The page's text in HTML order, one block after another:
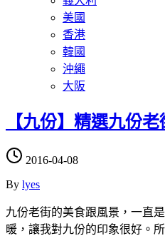
美國
香港
韓國
沖繩
大阪
【九份】精選九份
2016-04-08
By lyes
九份老街的美食跟風景，一直
暖，讓我對九份的印象很好。